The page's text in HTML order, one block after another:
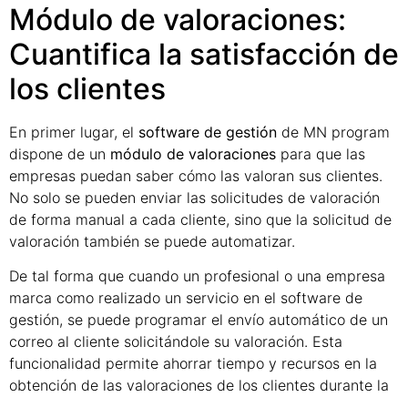
Módulo de valoraciones:
Cuantifica la satisfacción de
los clientes
En primer lugar, el software de gestión de MN program
dispone de un módulo de valoraciones para que las
empresas puedan saber cómo las valoran sus clientes.
No solo se pueden enviar las solicitudes de valoración
de forma manual a cada cliente, sino que la solicitud de
valoración también se puede automatizar.
De tal forma que cuando un profesional o una empresa
marca como realizado un servicio en el software de
gestión, se puede programar el envío automático de un
correo al cliente solicitándole su valoración. Esta
funcionalidad permite ahorrar tiempo y recursos en la
obtención de las valoraciones de los clientes durante la